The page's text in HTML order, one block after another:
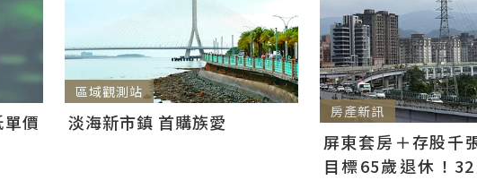
價
區域觀測站
淡海新市鎮 首購族愛 房產新訊
屏東套房＋存股千
目標65歲退休！